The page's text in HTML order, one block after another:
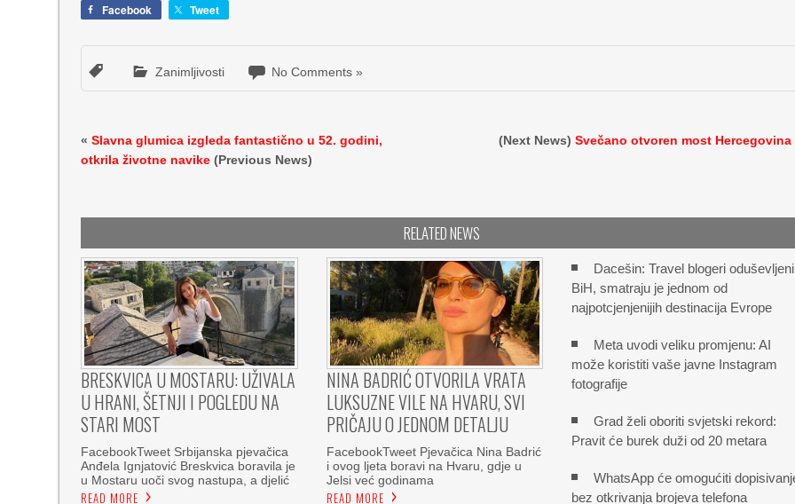
Facebook Tweet
Zanimljivosti No Comments »
«Slavna glumica izgleda fantastično u 52. godini,
otkrila životne navike (Previous News)
(Next News)Svečano otvoren most Hercegovina
RELATED NEWS
BRESKVICA U MOSTARU: UŽIVALA
U HRANI, ŠETNJI I POGLEDU NA
STARI MOST
FacebookTweet Srbijanska pjevačica
Anđela Ignjatović Breskvica boravila je
u Mostaru uoči svog nastupa, a djelić
READ MORE
NINA BADRIĆ OTVORILA VRATA
LUKSUZNE VILE NA HVARU, SVI
PRIČAJU O JEDNOM DETALJU
FacebookTweet Pjevačica Nina Badrić
i ovog ljeta boravi na Hvaru, gdje u
Jelsi već godinama
READ MORE
Dacešin: Travel blogeri oduševljeni
BiH, smatraju je jednom od
najpotcjenjenijih destinacija Evrope
Meta uvodi veliku promjenu: AI
može koristiti vaše javne Instagram
fotografije
Grad želi oboriti svjetski rekord:
Pravit će burek duži od 20 metara
WhatsApp će omogućiti
bez otkrivanja brojeva telefona